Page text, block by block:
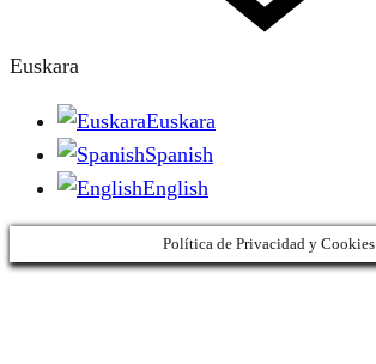
Euskara
Euskara
Spanish
English
Política de Privacidad y Cookies